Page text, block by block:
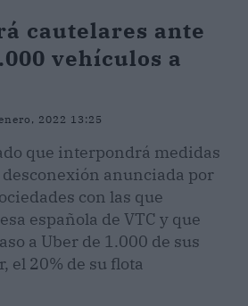
cautelares ante
vehículos a
2022 13:25
que interpondrá medidas
anunciada por
con las que
española de VTC y que
a Uber de 1.000 de sus
el 20% de su flota